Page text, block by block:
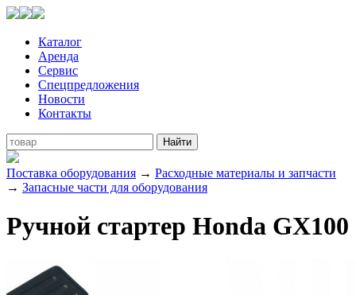
Каталог
Аренда
Сервис
Спецпредложения
Новости
Контакты
Поставка оборудования → Расходные материалы и запчасти
→ Запасные части для оборудования
Ручной стартер Honda GX100